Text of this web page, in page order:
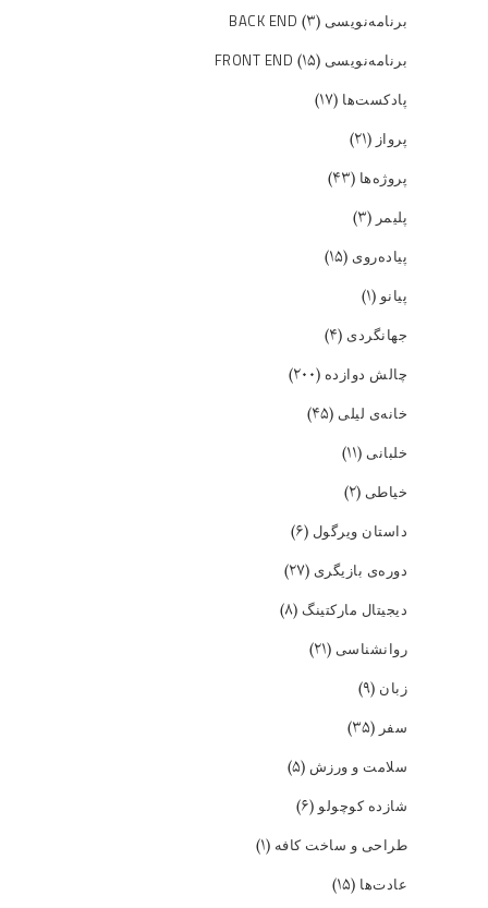
برنامه‌نویسی BACK END (۳)
برنامه‌نویسی FRONT END (۱۵)
پادکست‌ها (۱۷)
پرواز (۲۱)
پروژه‌ها (۴۳)
پلیمر (۳)
پیاده‌روی (۱۵)
پیانو(۱)
جهانگردی (۴)
چالش دوازده (۲۰۰)
خانه‌ی لیلی (۴۵)
خلبانی (۱۱)
خیاطی (۲)
داستان ویرگول (۶)
دوره‌ی بازیگری (۲۷)
دیجیتال مارکتینگ (۸)
روانشناسی (۲۱)
زبان (۹)
سفر (۳۵)
سلامت و ورزش (۵)
شازده کوچولو(۶)
طراحی و ساخت کافه (۱)
عادت‌ها (۱۵)